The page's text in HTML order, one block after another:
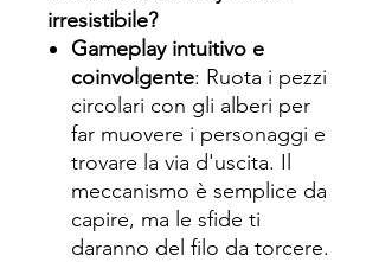
irresistibile?
Gameplay intuitivo e
coinvolgente: Ruota i pezzi
circolari con gli alberi per
far muovere i personaggi e
trovare la via d'uscita. Il
meccanismo è semplice da
capire, ma le sfide ti
daranno del filo da torcere.